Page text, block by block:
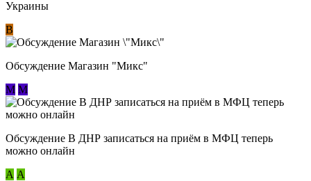
Украины
В
Обсуждение Магазин "Микс"
М М
Обсуждение В ДНР записаться на приём в МФЦ теперь
можно онлайн
А А